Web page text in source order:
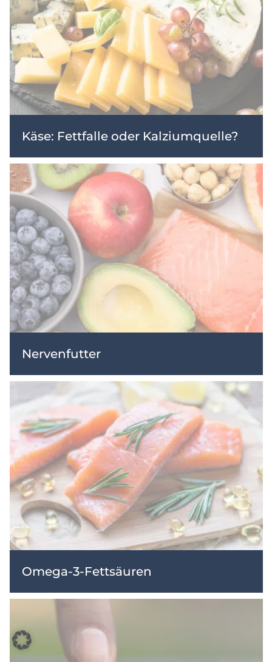
Käse: Fettfalle oder Kalziumquelle?
Nervenfutter
Omega-3-Fettsäuren